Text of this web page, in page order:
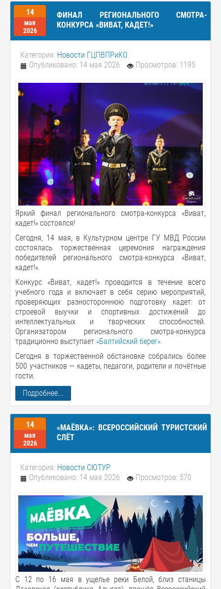
14
мая
2026
ФИНАЛ РЕГИОНАЛЬНОГО СМОТРА-
КОНКУРСА «ВИВАТ, КАДЕТ!»
Категория: Новости ГЦПВПРиКО
Опубликовано: 14 мая 2026
Просмотров: 1195
Яркий финал регионального смотра-конкурса «Виват,
кадет!» состоялся!
Сегодня, 14 мая, в Культурном центре ГУ МВД России
состоялась торжественная церемония награждения
победителей регионального смотра-конкурса «Виват,
кадет!».
Конкурс «Виват, кадет!» проводится в течение всего
учебного года и включает в себя серию мероприятий,
проверяющих разностороннюю подготовку кадет: от
строевой выучки и спортивных достижений до
интеллектуальных и творческих способностей.
Организатором регионального смотра-конкурса
традиционно выступает «Балтийский берег».
Сегодня в торжественной обстановке собрались более
500 участников — кадеты, педагоги, родители и почётные
гости.
Подробнее...
14
мая
2026
«МАЁВКА»: ВСЕРОССИЙСКИЙ ТУРИСТСКИЙ
СЛЁТ
Категория: Новости СЮТУР
Опубликовано: 14 мая 2026
Просмотров: 570
С 12 по 16 мая в ущелье реки Белой, близ станицы